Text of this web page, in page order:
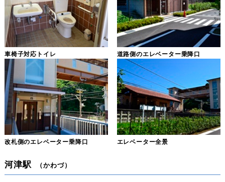
車椅子対応トイレ 道路側のエレベーター乗降口
改札側のエレベーター乗降口 エレベーター全景
河津駅 （かわづ）